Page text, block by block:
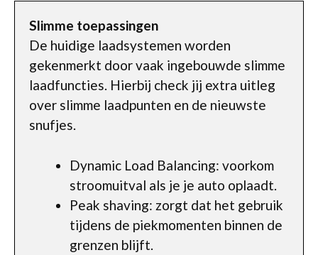
Slimme toepassingen
De huidige laadsystemen worden
gekenmerkt door vaak ingebouwde slimme
laadfuncties. Hierbij check jij extra uitleg
over slimme laadpunten en de nieuwste
snufjes.
Dynamic Load Balancing: voorkom
stroomuitval als je je auto oplaadt.
Peak shaving: zorgt dat het gebruik
tijdens de piekmomenten binnen de
grenzen blijft.